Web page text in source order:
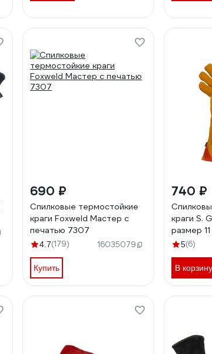
690 ₽
Спилковые термостойкие
краги Foxweld Мастер с
печатью 7307
4.7(179) 16035079
Купить
740 ₽
краги S.
размер
5(6)
В корзину